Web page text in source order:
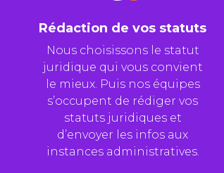
Rédaction de vos statuts
Nous choisissons le statut
juridique qui vous convient
le mieux. Puis nos équipes
s’occupent de rédiger vos
statuts juridiques et
d’envoyer les infos aux
instances administratives.